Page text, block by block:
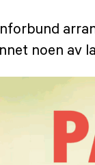
noen av